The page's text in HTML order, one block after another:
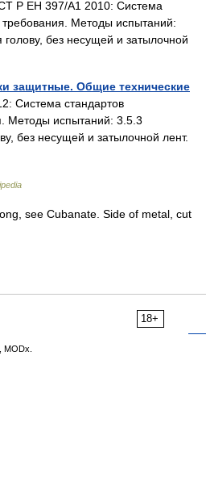
Р ЕН 397/А1 2010: Система
Методы испытаний:
без несущей и затылочной
защитные. Общие технические
Система стандартов
Методы испытаний: 3.5.3
без несущей и затылочной лент.
see Cubanate. Side of metal, cut
18+
MODx.